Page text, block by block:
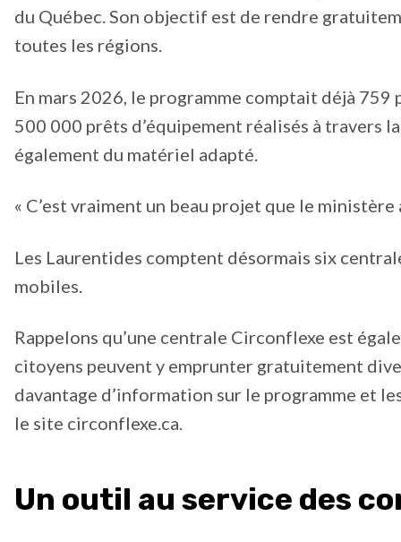
du Québec. Son objectif est de rendre
toutes les régions.
En mars 2026, le programme comptait déjà
500 000 prêts d’équipement réalisés à travers
également du matériel adapté.
« C’est vraiment un beau projet que le
Les Laurentides comptent désormais six
mobiles.
Rappelons qu’une centrale Circonflexe est
citoyens peuvent y emprunter gratuitement
davantage d’information sur le programme et
le site circonflexe.ca.
Un outil au service des